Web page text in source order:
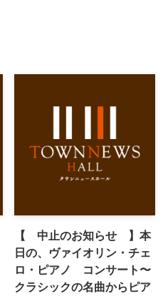
【 中止のお知らせ 】本
日の、ヴァイオリン・チェ
ロ・ピアノ コンサート〜
クラシックの名曲からピア